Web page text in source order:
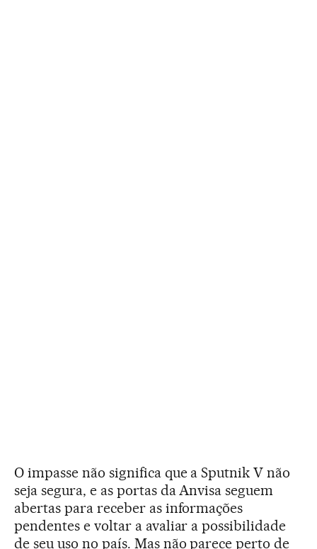
O impasse não significa que a Sputnik V não
seja segura, e as portas da Anvisa seguem
abertas para receber as informações
pendentes e voltar a avaliar a possibilidade
de seu uso no país. Mas não parece perto de